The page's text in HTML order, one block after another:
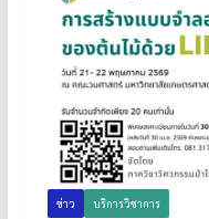
ข่าว บริการวิชาการ